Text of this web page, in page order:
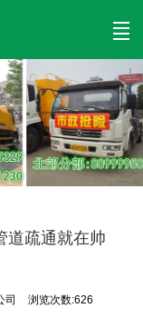
关于帅印 工程案例 联系我们
道疏通就在帅
司 浏览次数:626